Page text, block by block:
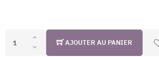
AJOUTER AU PANIER